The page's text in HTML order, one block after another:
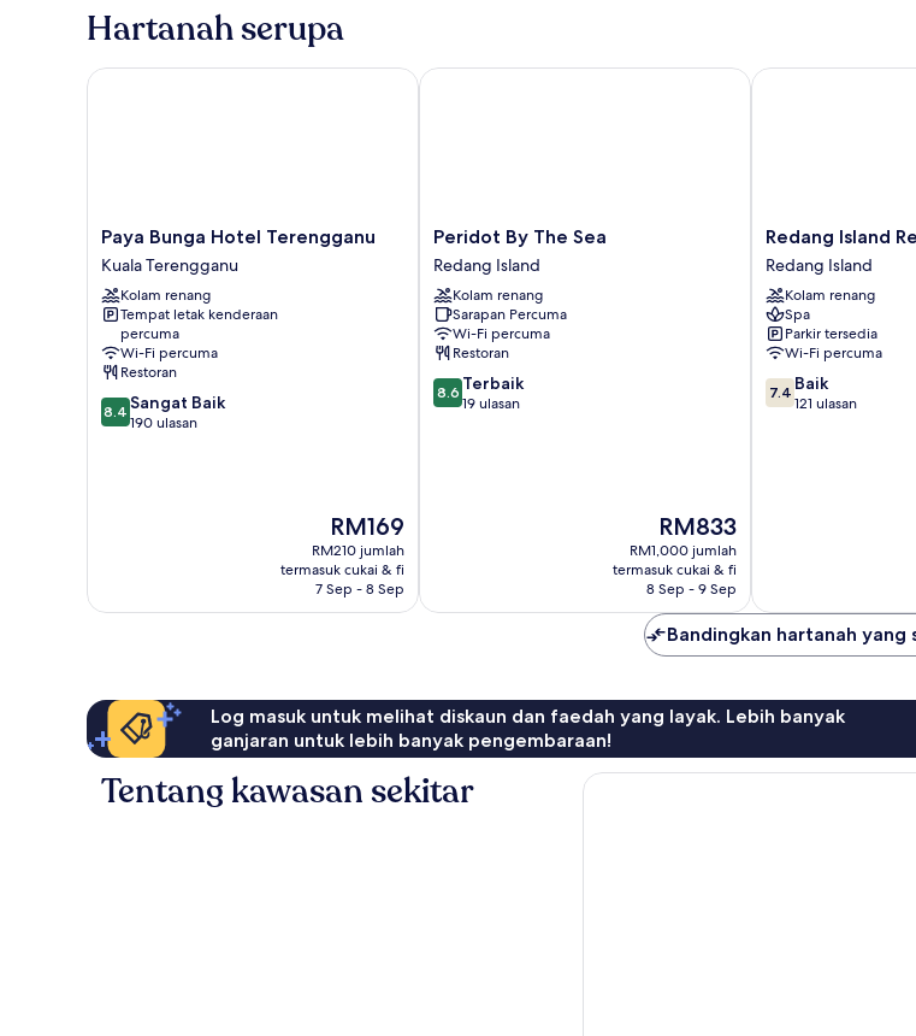
Hartanah serupa
Paya
Bunga
Hotel
Terengganu
Kuala
Terengganu
Paya Bunga Hotel Terengganu
Kuala Terengganu
Kolam renang
Tempat letak kenderaan
percuma
Wi-Fi percuma
Restoran
8.4
daripada
8.4 Sangat Baik
190 ulasan
Harga
ialah
RM169
RM169
RM210 jumlah
termasuk cukai & fi
7 Sep - 8 Sep
Paya Bunga Hotel Terengganu
Peridot
By
The
Sea
Redang
Island
Peridot By The Sea
Redang Island
Kolam renang
Sarapan Percuma
Wi-Fi percuma
Restoran
8.6
daripada
8.6 Terbaik
19 ulasan
Harga
ialah
RM833
RM833
RM1,000 jumlah
termasuk cukai & fi
8 Sep - 9 Sep
Peridot By The Sea
Redang
Island
Resort
Redang
Island
Redang Island
Redang Island
Kolam renang
Spa
Parkir tersedia
Wi-Fi percuma
7.4
daripada
7.4 Baik
121 ulasan
Redang Island
Bandingkan hartanah yang
Log masuk untuk melihat diskaun dan faedah yang layak. Lebih banyak
ganjaran untuk lebih banyak pengembaraan!
Tentang kawasan sekitar